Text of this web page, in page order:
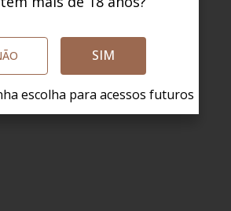
SIM
escolha para acessos futuros